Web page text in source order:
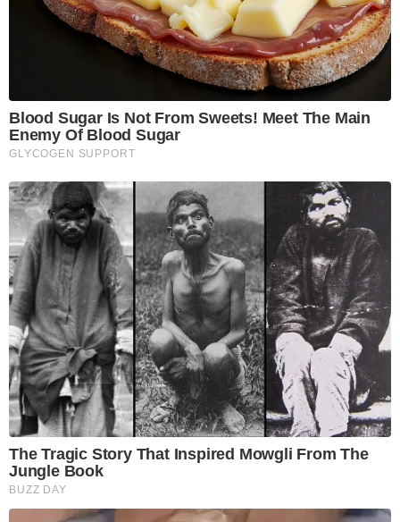
Blood Sugar Is Not From Sweets! Meet The Main
Enemy Of Blood Sugar
GLYCOGEN SUPPORT
The Tragic Story That Inspired Mowgli From The
Jungle Book
BUZZ DAY